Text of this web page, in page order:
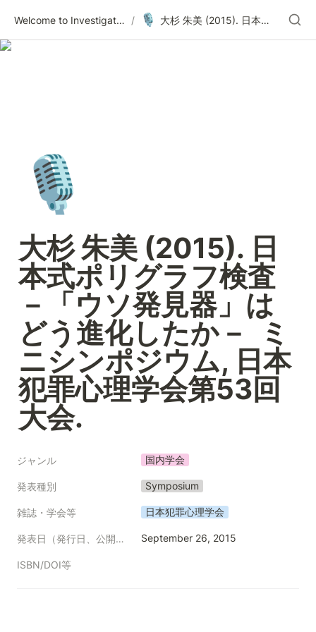
Welcome to Investigative Psychology Lab: Akemi Osugi / 🎙️ 大杉 朱美 (2015). 日本式ポリグラフ検査－「ウソ発見器」はどう進化したか－ ミニシンポジウム, 日本犯罪心理学会第53回大会.
🎙️
大杉 朱美 (2015). 日
本式ポリグラフ検査
－「ウソ発見器」は
どう進化したか－  ミ
ニシンポジウム, 日本
犯罪心理学会第53回
大会.
ジャンル 国内学会
発表種別 Symposium
雑誌・学会等 日本犯罪心理学会
発表日（発行日、公開日等） September 26, 2015
ISBN/DOI等